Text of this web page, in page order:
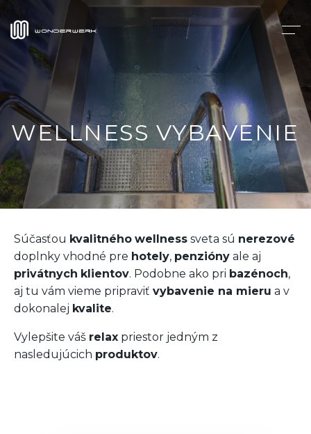
WELLNESS VYBAVENIE
Súčasťou kvalitného wellness sveta sú nerezové
doplnky vhodné pre hotely, penzióny ale aj
privátnych klientov. Podobne ako pri bazénoch,
aj tu vám vieme pripraviť vybavenie na mieru a v
dokonalej kvalite.
Vylepšite váš relax priestor jedným z
nasledujúcich produktov.